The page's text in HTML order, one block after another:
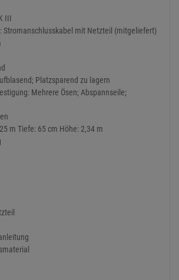
III
Stromanschlusskabel mit Netzteil (mitgeliefert)
Platzsparend zu lagern
Mehrere Ösen; Abspannseile;
m Tiefe: 65 cm Höhe: 2,34 m